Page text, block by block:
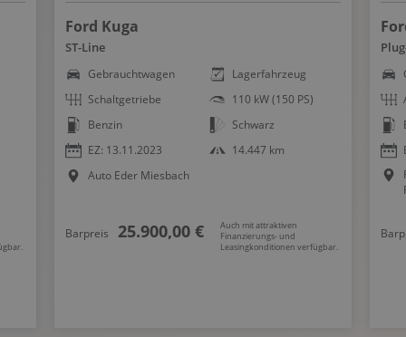
Ford Kuga
ST-Line
Gebrauchtwagen
Schaltgetriebe
Benzin
EZ: 13.11.2023
Auto Eder Miesbach
Lagerfahrzeug
110 kW (150 PS)
Schwarz
14.447 km
Barpreis 25.900,00 €
Auch mit attraktiven
Finanzierungs- und
Leasingkonditionen verfügbar.